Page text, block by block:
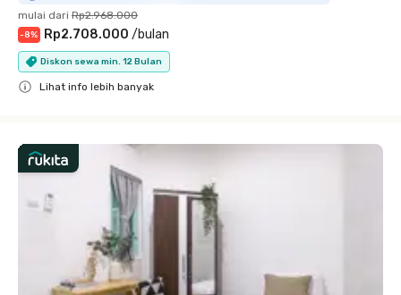
mulai dari Rp2.968.000
-8% Rp2.708.000 /bulan
Diskon sewa min. 12 Bulan
Lihat info lebih banyak